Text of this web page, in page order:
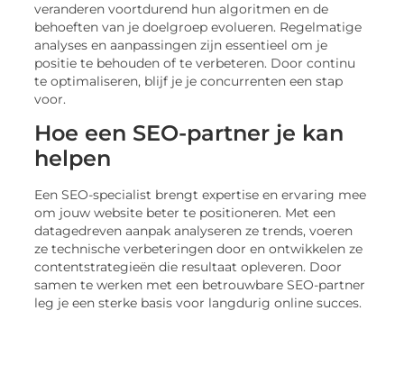
veranderen voortdurend hun algoritmen en de
behoeften van je doelgroep evolueren. Regelmatige
analyses en aanpassingen zijn essentieel om je
positie te behouden of te verbeteren. Door continu
te optimaliseren, blijf je je concurrenten een stap
voor.
Hoe een SEO-partner je kan
helpen
Een SEO-specialist brengt expertise en ervaring mee
om jouw website beter te positioneren. Met een
datagedreven aanpak analyseren ze trends, voeren
ze technische verbeteringen door en ontwikkelen ze
contentstrategieën die resultaat opleveren. Door
samen te werken met een betrouwbare SEO-partner
leg je een sterke basis voor langdurig online succes.